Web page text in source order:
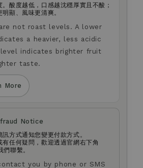
酸度越低，口感越沈穩厚實且不酸；
顯、風味更清爽。
not roast levels. A lower
a heavier, less acidic
indicates brighter fruit
taste.
More
Notice
方式通知您變更付款方式。
任何疑問，歡迎透過官網右下角
聯繫。
you by phone or SMS